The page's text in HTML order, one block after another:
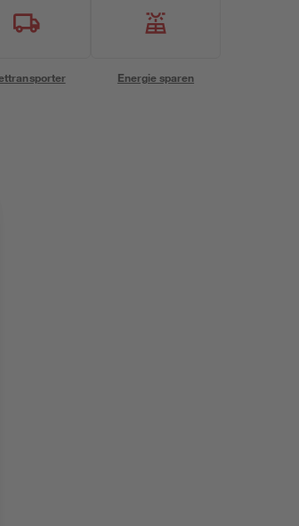
Energie sparen